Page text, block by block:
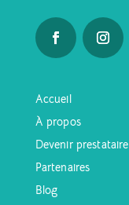
Accueil
À propos
Devenir prestataire
Partenaires
Blog